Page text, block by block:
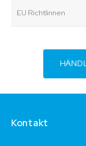
EU Richtlinnen
Kontakt